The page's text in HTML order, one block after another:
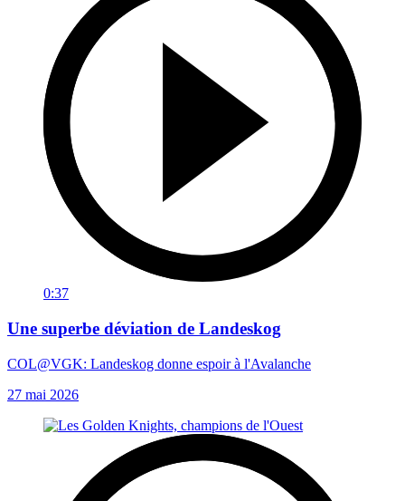
0:37
Une superbe déviation de Landeskog
COL@VGK: Landeskog donne espoir à l'Avalanche
27 mai 2026